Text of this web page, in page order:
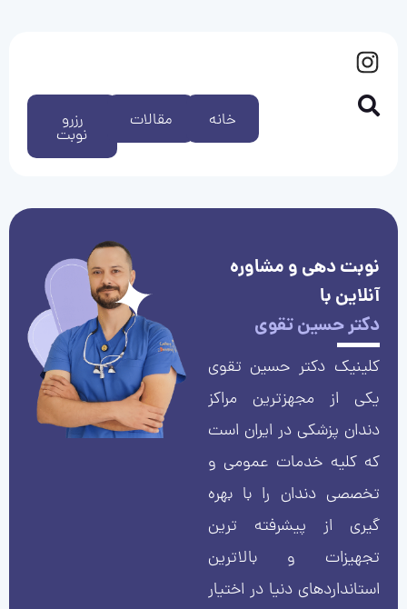
رزرو
نوبت
مقالات خانه
نوبت دهی و مشاوره
آنلاین با
دکتر حسین تقوی
کلینیک دکتر حسین تقوی
یکی از مجهزترین مراکز
دندان پزشکی در ایران است
که کلیه خدمات عمومی و
تخصصی دندان را با بهره
گیری از پیشرفته ترین
تجهیزات و بالاترین
استانداردهای دنیا در اختیار